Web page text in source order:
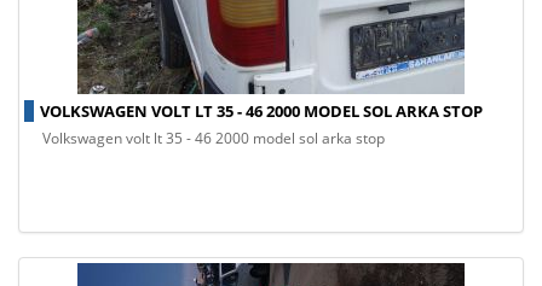
VOLKSWAGEN VOLT LT 35 - 46 2000 MODEL SOL ARKA STOP
volkswagen volt lt 35 - 46 2000 model sol arka stop